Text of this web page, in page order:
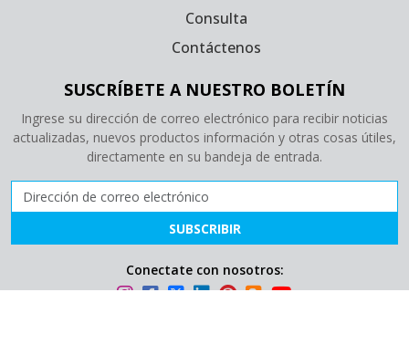
Consulta
Contáctenos
SUSCRÍBETE A NUESTRO BOLETÍN
Ingrese su dirección de correo electrónico para recibir noticias
actualizadas, nuevos productos información y otras cosas útiles,
directamente en su bandeja de entrada.
Dirección de correo electrónico
SUBSCRIBIR
Conectate con nosotros: